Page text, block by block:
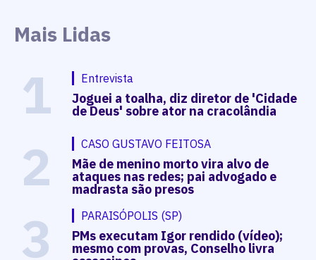
Mais Lidas
1 Entrevista
Joguei a toalha, diz diretor de 'Cidade
de Deus' sobre ator na cracolândia
2 CASO GUSTAVO FEITOSA
Mãe de menino morto vira alvo de
ataques nas redes; pai advogado e
madrasta são presos
3 PARAISÓPOLIS (SP)
PMs executam Igor rendido (vídeo);
mesmo com provas, Conselho livra